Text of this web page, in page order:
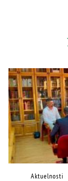
Aktuelnosti